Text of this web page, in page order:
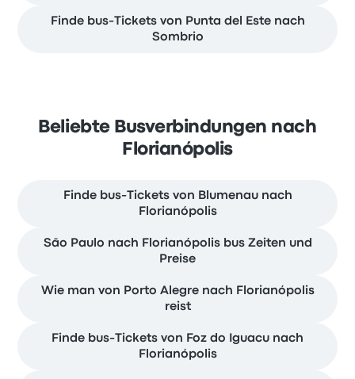
Finde bus-Tickets von Punta del Este nach
Sombrio
Beliebte Busverbindungen nach
Florianópolis
Finde bus-Tickets von Blumenau nach
Florianópolis
São Paulo nach Florianópolis bus Zeiten und
Preise
Wie man von Porto Alegre nach Florianópolis
reist
Finde bus-Tickets von Foz do Iguacu nach
Florianópolis